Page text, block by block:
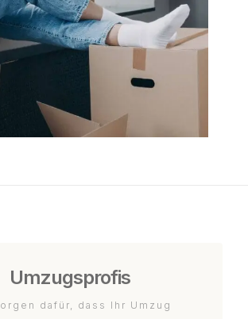
Umzugsprofis
dafür, dass Ihr Umzug